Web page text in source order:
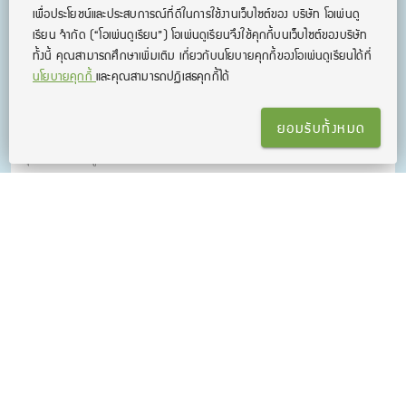
เพื่อประโยชน์และประสบการณ์ที่ดีในการใช้งานเว็บไซต์ของ บริษัท โอเพ่นดู
เรียน จํากัด (“โอเพ่นดูเรียน”)โอเพ่นดูเรียนจึงใช้คุกกี้บนเว็บไซต์ของบริษัท
ทั้งนี้ คุณสามารถศึกษาเพิ่มเติม เกี่ยวกับนโยบายคุกกี้ของโอเพ่นดูเรียนได้ที่
นโยบายคุกกี้และคุณสามารถปฏิเสธคุกกี้ได้
ยอมรับทั้งหมด